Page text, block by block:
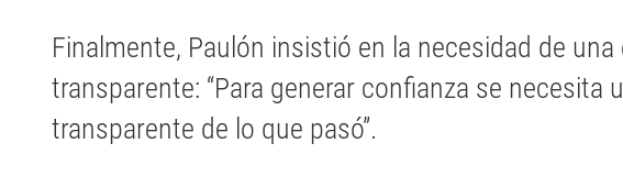
Finalmente, Paulón insistió en la necesidad de
transparente: “Para generar confianza se necesita
transparente de lo que pasó”.